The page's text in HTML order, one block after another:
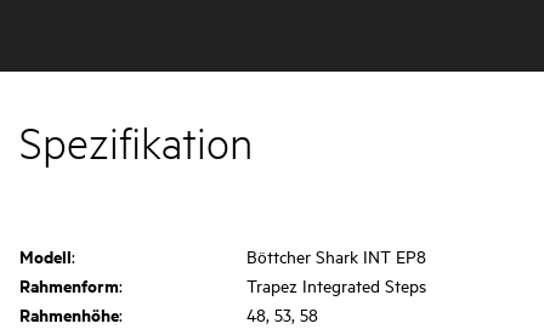
Spezifikation
Modell: Böttcher Shark INT EP8
Rahmenform: Trapez Integrated Steps
Rahmenhöhe: 48, 53, 58